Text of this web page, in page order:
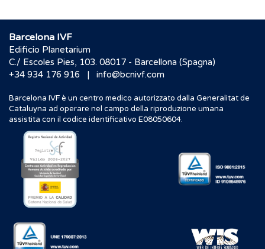
Barcelona IVF
Edificio Planetarium
C./ Escoles Pies, 103. 08017 - Barcellona (Spagna)
+34 934 176 916
| info@bcnivf.com
Barcelona IVF è un centro medico autorizzato dalla Generalitat de
Cataluyna ad operare nel campo della riproduzione umana
assistita con il codice identificativo E08050604.